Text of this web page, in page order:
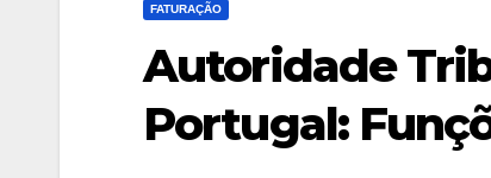
FATURAÇÃO
Autoridade
Portugal: